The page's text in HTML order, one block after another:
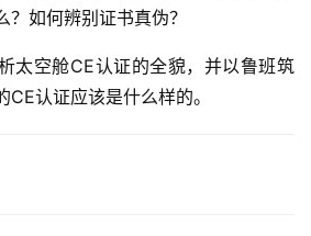
如何辨别证书真伪？
太空舱CE认证的全貌，并以鲁班筑
认证应该是什么样的。